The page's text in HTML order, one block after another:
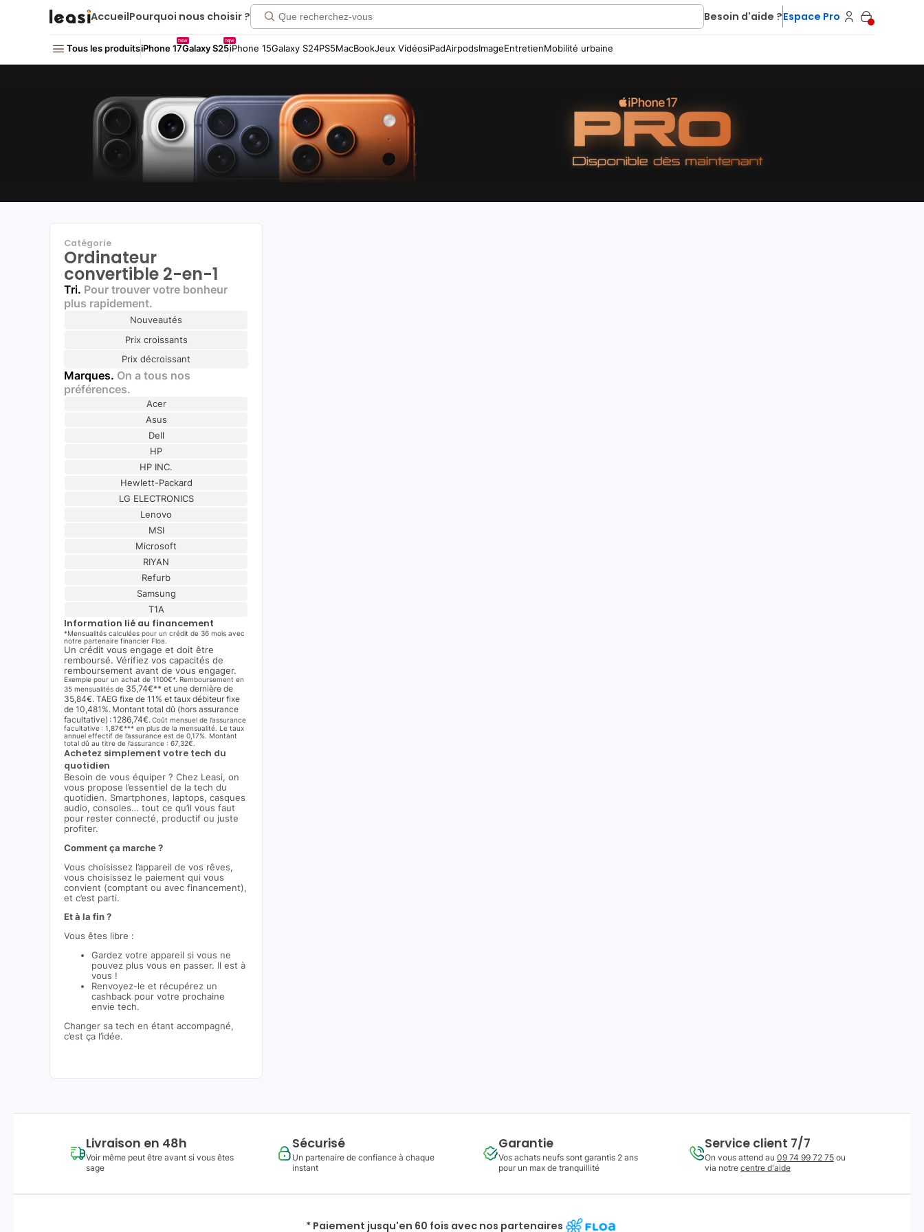
AccueilPourquoi nous choisir ? Besoin d'aide ?Espace Pro
Tous les produitsiPhone 17
new
Galaxy S25
new
iPhone 15Galaxy S24PS5MacBookJeux VidéosiPadAirpodsImageEntretienMobilité urbaine
Catégorie
Ordinateur
convertible 2-en-1
Tri. Pour trouver votre bonheur
plus rapidement.
Nouveautés
Prix croissants
Prix décroissant
Marques. On a tous nos
préférences.
Acer
Asus
Dell
HP
HP INC.
Hewlett-Packard
LG ELECTRONICS
Lenovo
MSI
Microsoft
RIYAN
Refurb
Samsung
T1A
Information lié au financement
*Mensualités calculées pour un crédit de 36 mois avec
notre partenaire financier Floa.
Un crédit vous engage et doit être
remboursé. Vérifiez vos capacités de
remboursement avant de vous engager.
Exemple pour un achat de 1100€*. Remboursement en
35 mensualités de 35,74€** et une dernière de
35,84€. TAEG fixe de 11% et taux débiteur fixe
de 10,481%. Montant total dû (hors assurance
facultative) : 1286,74€.Coût mensuel de l’assurance
facultative : 1,87€*** en plus de la mensualité. Le taux
annuel effectif de l’assurance est de 0,17%. Montant
total dû au titre de l’assurance : 67,32€.
Achetez simplement votre tech du
quotidien
Besoin de vous équiper ? Chez Leasi, on
vous propose l’essentiel de la tech du
quotidien. Smartphones, laptops, casques
audio, consoles… tout ce qu’il vous faut
pour rester connecté, productif ou juste
profiter.
Comment ça marche ?
Vous choisissez l’appareil de vos rêves,
vous choisissez le paiement qui vous
convient (comptant ou avec financement),
et c’est parti.
Et à la fin ?
Vous êtes libre :
Gardez votre appareil si vous ne
pouvez plus vous en passer. Il est à
vous !
Renvoyez-le et récupérez un
cashback pour votre prochaine
envie tech.
Changer sa tech en étant accompagné,
c’est ça l’idée.
Livraison en 48h
Voir même peut être avant si vous êtes
sage
Sécurisé
Un partenaire de confiance à chaque
instant
Garantie
Vos achats neufs sont garantis 2 ans
pour un max de tranquillité
Service client 7/7
On vous attend au 09 74 99 72 75 ou
via notre centre d'aide
* Paiement jusqu'en 60 fois avec nos partenaires